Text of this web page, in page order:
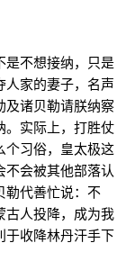
不想接纳，只是
人家的妻子，名声
及诸贝勒请朕纳察
。实际上，打胜仗
个习俗，皇太极这
不会被其他部落认
勒代善忙说：不
古人投降，成为我
于收降林丹汗手下